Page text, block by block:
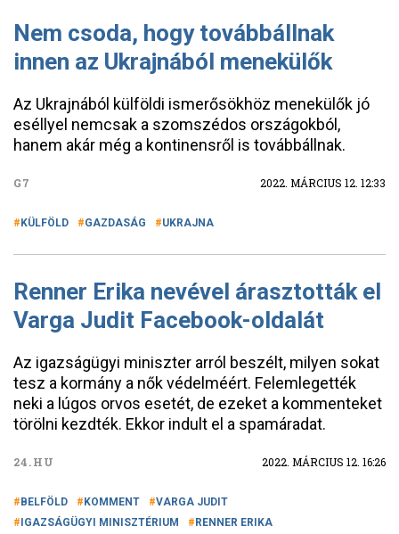
Nem csoda, hogy továbbállnak
innen az Ukrajnából menekülők
Az Ukrajnából külföldi ismerősökhöz menekülők jó
eséllyel nemcsak a szomszédos országokból,
hanem akár még a kontinensről is továbbállnak.
G7 2022. MÁRCIUS 12. 12:33
KÜLFÖLD GAZDASÁG UKRAJNA
Renner Erika nevével árasztották el
Varga Judit Facebook-oldalát
Az igazságügyi miniszter arról beszélt, milyen sokat
tesz a kormány a nők védelméért. Felemlegették
neki a lúgos orvos esetét, de ezeket a kommenteket
törölni kezdték. Ekkor indult el a spamáradat.
24.HU 2022. MÁRCIUS 12. 16:26
BELFÖLD KOMMENT
VARGA JUDIT
IGAZSÁGÜGYI MINISZTÉRIUM
RENNER ERIKA